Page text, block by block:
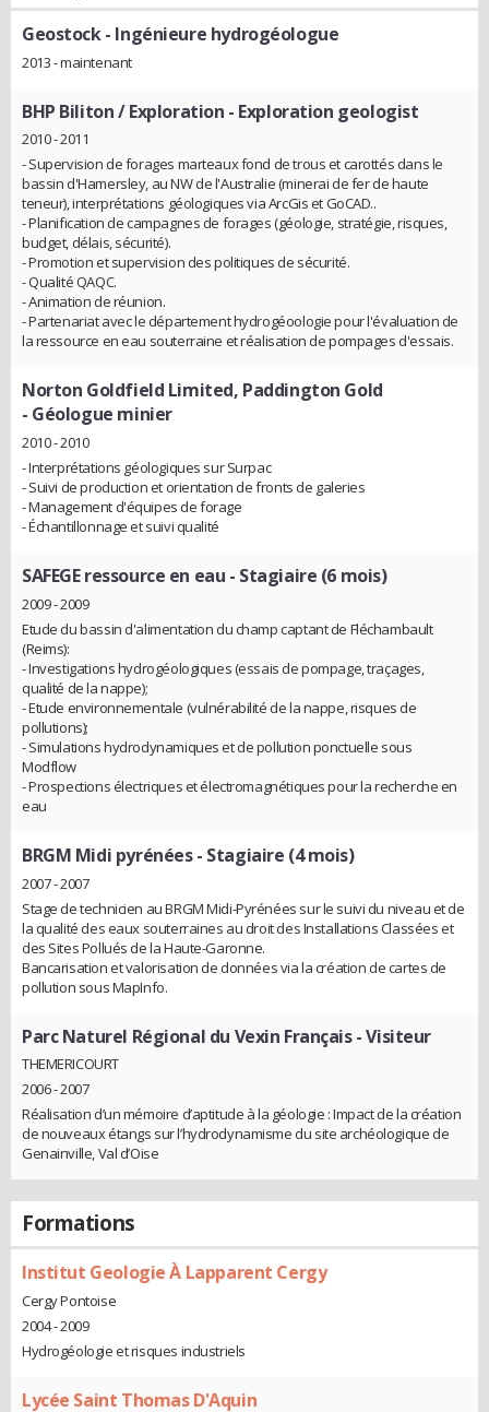
Geostock- Ingénieure hydrogéologue
2013 - maintenant
BHP Biliton / Exploration - Exploration geologist
2010 - 2011
- Supervision de forages marteaux fond de trous et carottés dans le
bassin d'Hamersley, au NW de l'Australie (minerai de fer de haute
teneur), interprétations géologiques via ArcGis et GoCAD..
- Planification de campagnes de forages (géologie, stratégie, risques,
budget, délais, sécurité).
- Promotion et supervision des politiques de sécurité.
- Qualité QAQC.
- Animation de réunion.
- Partenariat avec le département hydrogéoologie pour l'évaluation de
la ressource en eau souterraine et réalisation de pompages d'essais.
Norton Goldfield Limited, Paddington Gold
- Géologue minier
2010 - 2010
- Interprétations géologiques sur Surpac
- Suivi de production et orientation de fronts de galeries
- Management d'équipes de forage
- Échantillonnage et suivi qualité
SAFEGE ressource en eau - Stagiaire (6 mois)
2009 - 2009
Etude du bassin d'alimentation du champ captant de Fléchambault
(Reims):
- Investigations hydrogéologiques (essais de pompage, traçages,
qualité de la nappe);
- Etude environnementale (vulnérabilité de la nappe, risques de
pollutions);
- Simulations hydrodynamiques et de pollution ponctuelle sous
Modflow
- Prospections électriques et électromagnétiques pour la recherche en
eau
BRGM Midi pyrénées- Stagiaire (4 mois)
2007 - 2007
Stage de technicien au BRGM Midi-Pyrénées sur le suivi du niveau et de
la qualité des eaux souterraines au droit des Installations Classées et
des Sites Pollués de la Haute-Garonne.
Bancarisation et valorisation de données via la création de cartes de
pollution sous MapInfo.
Parc Naturel Régional du Vexin Français- Visiteur
THEMERICOURT
2006 - 2007
Réalisation d’un mémoire d’aptitude à la géologie : Impact de la création
de nouveaux étangs sur l’hydrodynamisme du site archéologique de
Genainville, Val d’Oise
Formations
Institut Geologie À Lapparent Cergy
Cergy Pontoise
2004 - 2009
Hydrogéologie et risques industriels
Lycée Saint Thomas D'Aquin